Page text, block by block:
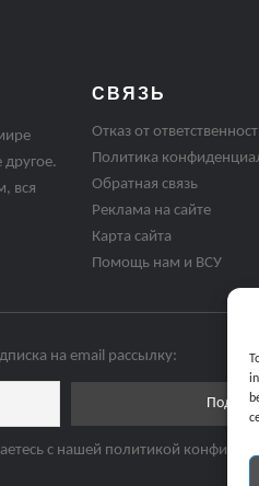
вся
СВЯЗЬ
Отказ от
Политика
Обратная связь
Реклама на сайте
Карта сайта
Помощь нам и ВСУ
на email рассылку:
с нашей политикой